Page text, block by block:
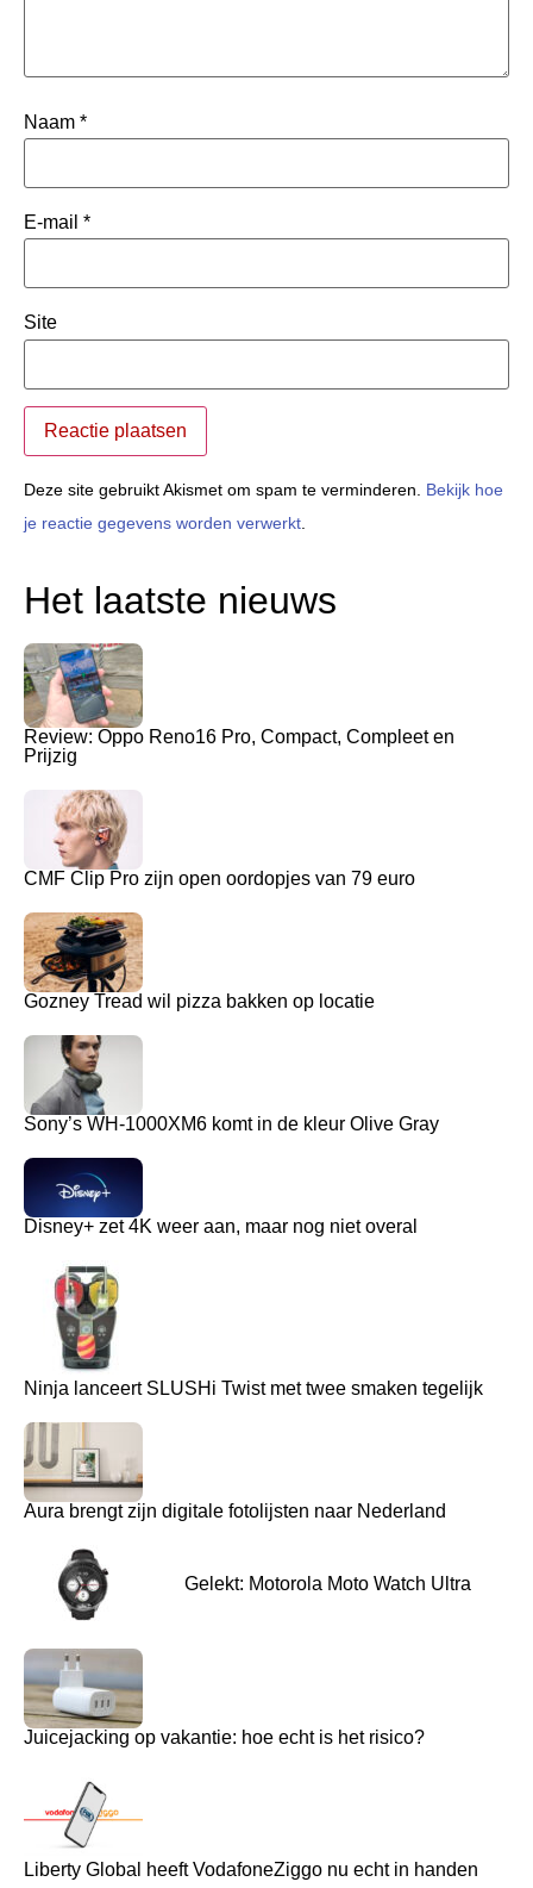
Naam *
E-mail *
Site
Deze site gebruikt Akismet om spam te verminderen. Bekijk hoe
je reactie gegevens worden verwerkt.
Het laatste nieuws
Review: Oppo Reno16 Pro, Compact, Compleet en
Prijzig
CMF Clip Pro zijn open oordopjes van 79 euro
Gozney Tread wil pizza bakken op locatie
Sony’s WH-1000XM6 komt in de kleur Olive Gray
Disney+ zet 4K weer aan, maar nog niet overal
Ninja lanceert SLUSHi Twist met twee smaken tegelijk
Aura brengt zijn digitale fotolijsten naar Nederland
Gelekt: Motorola Moto Watch Ultra
Juicejacking op vakantie: hoe echt is het risico?
Liberty Global heeft VodafoneZiggo nu echt in handen